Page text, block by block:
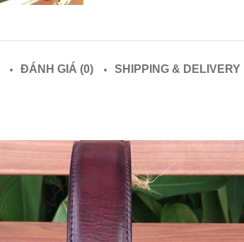
ĐÁNH GIÁ (0) SHIPPING & DELIVERY